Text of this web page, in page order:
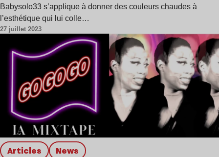
Babysolo33 s’applique à donner des couleurs chaudes à
l’esthétique qui lui colle…
27 juillet 2023
Articles news